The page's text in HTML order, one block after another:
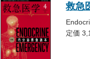
救急
定価